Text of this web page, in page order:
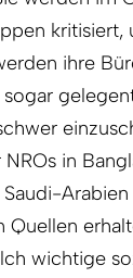
kritisiert,
ihre
NROs in
Quellen
wichtige